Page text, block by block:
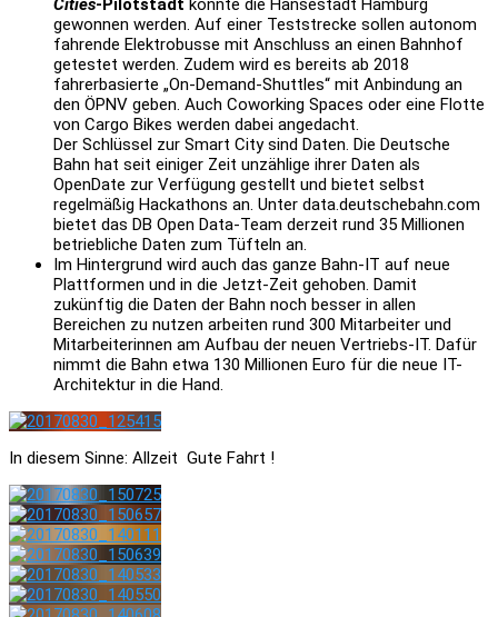
Cities-Pilotstadt konnte die Hansestadt Hamburg
gewonnen werden. Auf einer Teststrecke sollen autonom
fahrende Elektrobusse mit Anschluss an einen Bahnhof
getestet werden. Zudem wird es bereits ab 2018
fahrerbasierte „On-Demand-Shuttles“ mit Anbindung an
den ÖPNV geben. Auch Coworking Spaces oder eine Flotte
von Cargo Bikes werden dabei angedacht.
Der Schlüssel zur Smart City sind Daten. Die Deutsche
Bahn hat seit einiger Zeit unzählige ihrer Daten als
OpenDate zur Verfügung gestellt und bietet selbst
regelmäßig Hackathons an. Unter data.deutschebahn.com
bietet das DB Open Data-Team derzeit rund 35 Millionen
betriebliche Daten zum Tüfteln an.
Im Hintergrund wird auch das ganze Bahn-IT auf neue
Plattformen und in die Jetzt-Zeit gehoben. Damit
zukünftig die Daten der Bahn noch besser in allen
Bereichen zu nutzen arbeiten rund 300 Mitarbeiter und
Mitarbeiterinnen am Aufbau der neuen Vertriebs-IT. Dafür
nimmt die Bahn etwa 130 Millionen Euro für die neue IT-
Architektur in die Hand.
In diesem Sinne: Allzeit Gute Fahrt !